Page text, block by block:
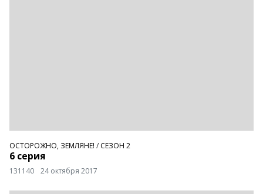
ОСТОРОЖНО, ЗЕМЛЯНЕ! / СЕЗОН 2
6 серия
131140 24 октября 2017